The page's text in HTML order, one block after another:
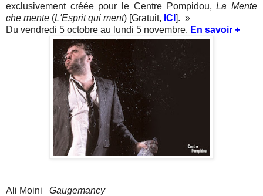
exclusivement créée pour le Centre Pompidou,La Mente
che mente (L'Esprit qui ment) [Gratuit, ICI ]. »
Du vendredi 5 octobre au lundi 5 novembre. En savoir +
Ali Moini Gaugemancy